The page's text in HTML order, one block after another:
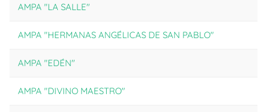
AMPA "LA SALLE"
AMPA "HERMANAS ANGÉLICAS DE SAN PABLO"
AMPA "EDÉN"
AMPA "DIVINO MAESTRO"